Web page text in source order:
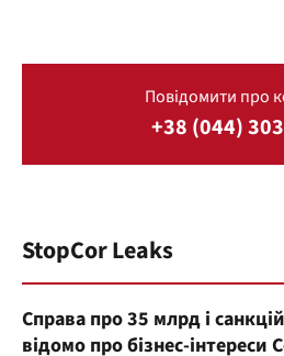
Повідомити про
+38 (044)
StopCor Leaks
Справа про 35 млрд і
відомо про бізнес-інтереси